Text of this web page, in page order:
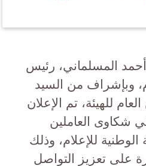
المسلماني، رئيس
وبإشراف من السيد
للهيئة، تم الإعلان
شكاوى العاملين
للإعلام، وذلك
على تعزيز التواصل